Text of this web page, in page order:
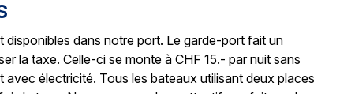
disponibles dans notre port. Le garde-port fait un
la taxe. Celle-ci se monte à CHF 15.- par nuit sans
avec électricité. Tous les bateaux utilisant deux places